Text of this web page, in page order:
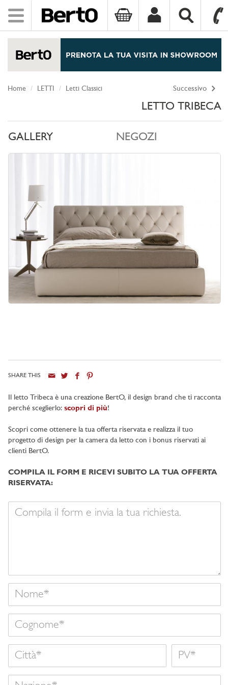
Toggle
navigation
Successivo
Home LETTI Letti Classici
LETTO TRIBECA
GALLERY NEGOZI
SHARE THIS
Il letto Tribeca è una creazione BertO, il design brand che ti racconta
perché sceglierlo: scopri di più!
Scopri come ottenere la tua offerta riservata e realizza il tuo
progetto di design per la camera da letto con i bonus riservati ai
clienti BertO.
COMPILA IL FORM E RICEVI SUBITO LA TUA OFFERTA
RISERVATA:
tuo
Nome
Cognome
Città Nome
Nazione